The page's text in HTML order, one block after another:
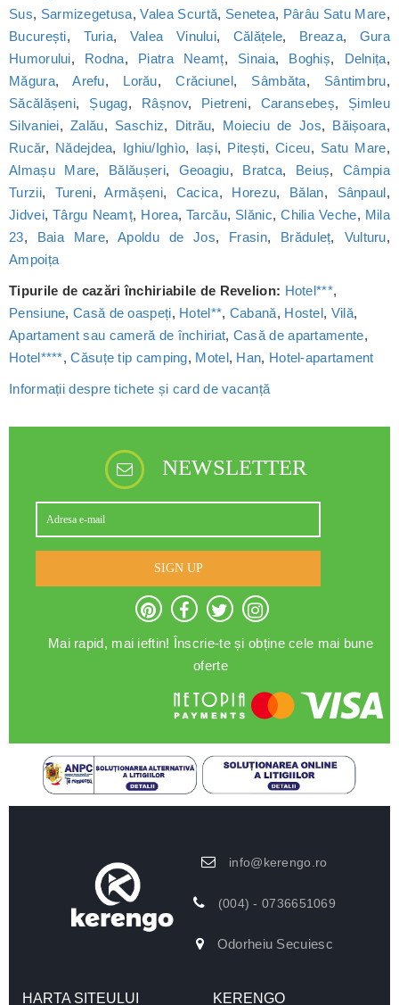
Sus, Sarmizegetusa,Valea Scurtă, Senetea, Pârâu Satu Mare,
București, Turia, Valea Vinului, Călățele, Breaza, Gura
Humorului, Rodna, Piatra Neamț, Sinaia, Boghiș, Delnița,
Măgura,Arefu, Lorău,Crăciunel, Sâmbăta, Sântimbru,
Săcălășeni, Șugag, Râșnov, Pietreni, Caransebeș, Șimleu
Silvaniei,Zalău, Saschiz, Ditrău, Moieciu de Jos, Băișoara,
Rucăr, Nădejdea, Ighiu/Ighìo, Iași, Pitești,Ciceu, Satu Mare,
Almașu Mare, Bălăușeri, Geoagiu, Bratca, Beiuș,Câmpia
Turzii, Tureni,Armășeni, Cacica, Horezu, Bălan, Sânpaul,
Jidvei,Târgu Neamț, Horea,Tarcău, Slănic,Chilia Veche, Mila
23, Baia Mare,Apoldu de Jos, Frasin, Brăduleț, Vulturu,
Ampoița
Tipurile de cazări închiriabile de Revelion: Hotel***,
Pensiune,Casă de oaspeți, Hotel**, Cabană, Hostel, Vilă,
Apartament sau cameră de închiriat, Casă de apartamente,
Hotel****,Căsuțe tip camping, Motel, Han, Hotel-apartament
Informații despre tichete și card de vacanță
NEWSLETTER
SIGN UP
Mai rapid, mai ieftin! Înscrie-te și obține cele mai bune
oferte
info@kerengo.ro
(004) - 0736651069
Odorheiu Secuiesc
HARTA SITEULUI KERENGO